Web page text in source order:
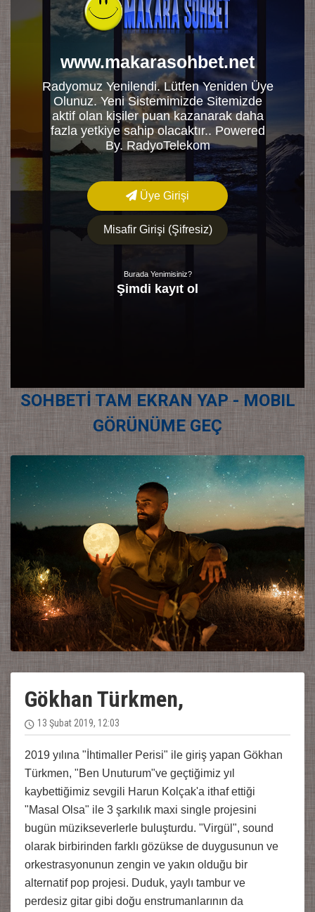
SOHBETİ TAM EKRAN YAP - MOBIL
GÖRÜNÜME GEÇ
Gökhan Türkmen,
13 Şubat 2019, 12:03
2019 yılına "İhtimaller Perisi" ile giriş yapan Gökhan
Türkmen, "Ben Unuturum"ve geçtiğimiz yıl
kaybettiğimiz sevgili Harun Kolçak'a ithaf ettiği
"Masal Olsa" ile 3 şarkılık maxi single projesini
bugün müzikseverlerle buluşturdu. "Virgül", sound
olarak birbirinden farklı gözükse de duygusunun ve
orkestrasyonunun zengin ve yakın olduğu bir
alternatif pop projesi. Duduk, yaylı tambur ve
perdesiz gitar gibi doğu enstrumanlarının da